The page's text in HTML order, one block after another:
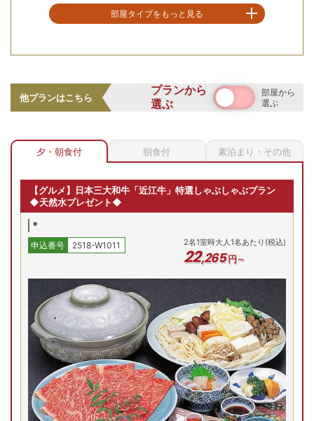
部屋タイプをもっと見る
和洋特別室【ﾀﾞﾌﾞﾙﾍﾞｯﾄﾞ/和
お部屋の詳細を見る
24,070円～
Previous
残り1 室
残り1 室
37,560
プランの詳細を見る
空室を表示
和室
【お部屋タイプ】
お部屋の詳細を見る
他プランはこちら
プランから
選ぶ
部屋から
選ぶ
夕・朝食付 朝食付 素泊まり・その他
【グルメ】日本三大和牛「近江牛」特選しゃぶしゃぶプラン
◆天然水プレゼント◆
*
申込番号 2518-W1011 2名1室時大人1名あたり(税込)
22,265円～